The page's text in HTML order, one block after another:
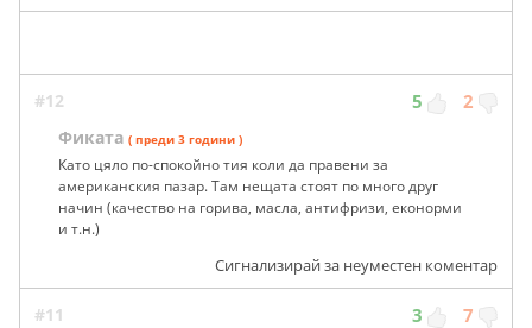
#12 5 2
Фиката ( преди 3 години )
Като цяло по-спокойно тия коли да правени за
американския пазар. Там нещата стоят по много друг
начин (качество на горива, масла, антифризи, еконорми
и т.н.)
Сигнализирай за неуместен коментар
#11 3 7